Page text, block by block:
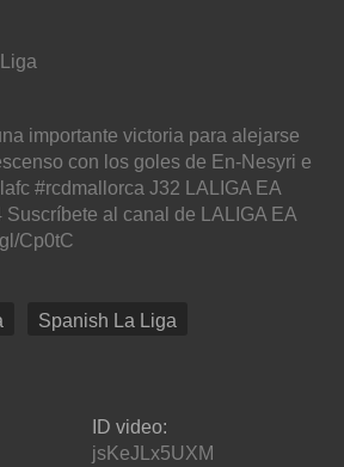
importante victoria para alejarse
con los goles de En-Nesyri e
#rcdmallorca J32 LALIGA EA
al canal de LALIGA EA
Cp0tC
Spanish La Liga
ID video:
jsKeJLx5UXM